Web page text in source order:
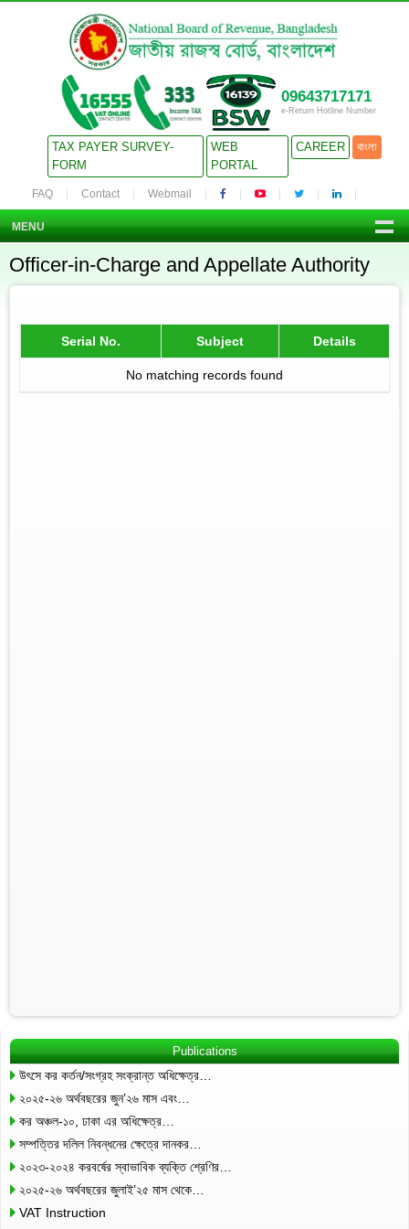
09643717171
e-Return Hotline Number
TAX PAYER SURVEY-
FORM
WEB
PORTAL
CAREER বাংলা
FAQ Contact Webmail
MENU
Officer-in-Charge and Appellate Authority
Serial No. Subject Details
No matching records found
Publications
উৎসে কর কর্তন/সংগ্রহ সংক্রান্ত অধিক্ষেত্র…
২০২৫-২৬ অর্থবছরের জুন’২৬ মাস এবং…
কর অঞ্চল-১০, ঢাকা এর অধিক্ষেত্র…
সম্পত্তির দলিল নিবন্ধনের ক্ষেত্রে দানকর…
২০২৩-২০২৪ করবর্ষের স্বাভাবিক ব্যক্তি শ্রেণির…
২০২৫-২৬ অর্থবছরের জুলাই’২৫ মাস থেকে…
VAT Instruction